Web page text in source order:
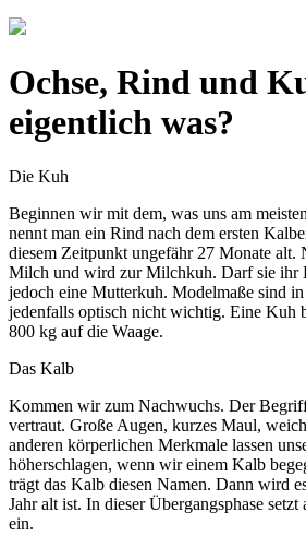
Ochse, Rind und
eigentlich was?
Die Kuh
Beginnen wir mit dem, was uns am
nennt man ein Rind nach dem ersten
diesem Zeitpunkt ungefähr 27 Monate alt.
Milch und wird zur Milchkuh. Darf sie ihr
jedoch eine Mutterkuh. Modelmaße sind
jedenfalls optisch nicht wichtig. Eine Kuh
800 kg auf die Waage.
Das Kalb
Kommen wir zum Nachwuchs. Der
vertraut. Große Augen, kurzes Maul,
anderen körperlichen Merkmale lassen
höherschlagen, wenn wir einem Kalb
trägt das Kalb diesen Namen. Dann wird
Jahr alt ist. In dieser Übergangsphase
ein.